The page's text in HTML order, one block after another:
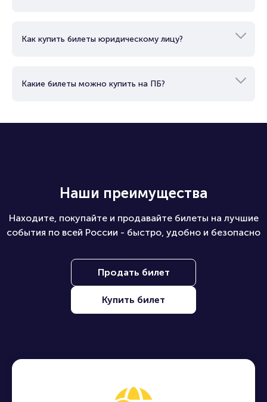
Как купить билеты юридическому лицу?
Какие билеты можно купить на ПБ?
Наши преимущества
Находите, покупайте и продавайте билеты на лучшие
события по всей России - быстро, удобно и безопасно
Продать билет
Купить билет